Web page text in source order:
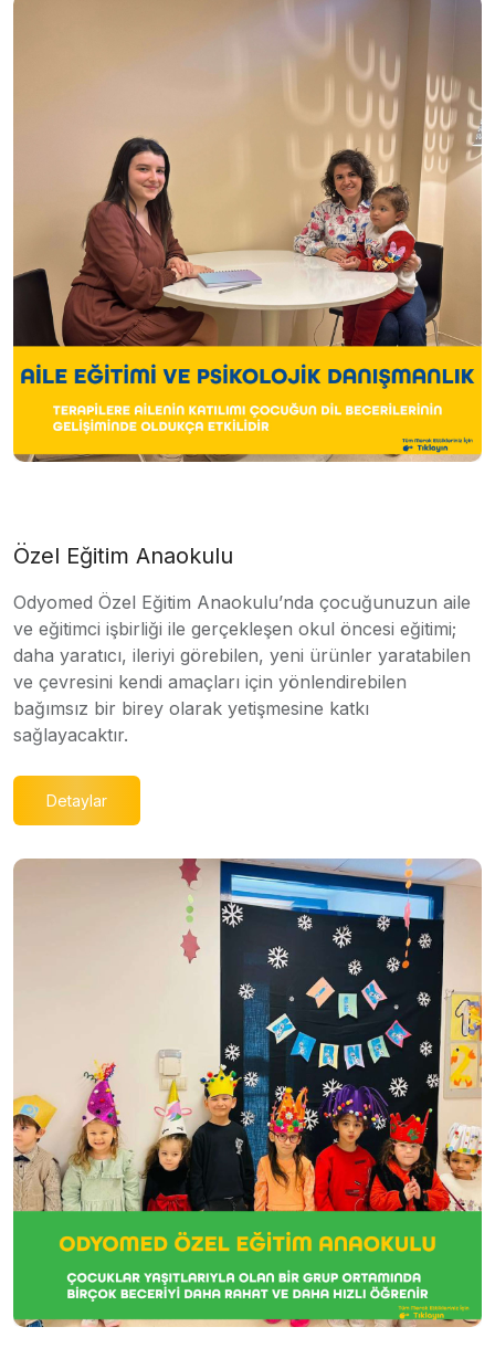
Özel Eğitim Anaokulu
Odyomed Özel Eğitim Anaokulu’nda çocuğunuzun aile
ve eğitimci işbirliği ile gerçekleşen okul öncesi eğitimi;
daha yaratıcı, ileriyi görebilen, yeni ürünler yaratabilen
ve çevresini kendi amaçları için yönlendirebilen
bağımsız bir birey olarak yetişmesine katkı
sağlayacaktır.
Detaylar